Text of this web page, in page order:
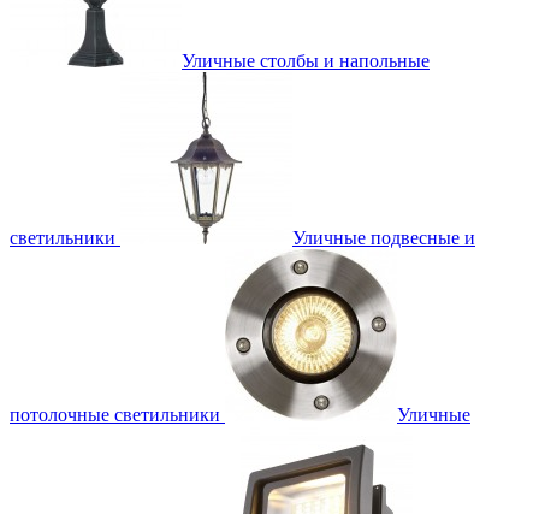
Уличные столбы и напольные
светильники Уличные подвесные и
потолочные светильники Уличные